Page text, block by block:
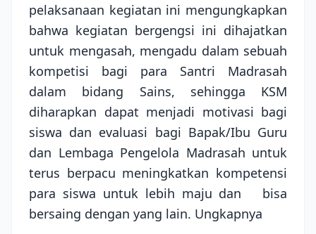
pelaksanaan kegiatan ini mengungkapkan
bahwa kegiatan bergengsi ini dihajatkan
untuk mengasah, mengadu dalam sebuah
kompetisi bagi para Santri Madrasah
dalam bidang Sains, sehingga KSM
diharapkan dapat menjadi motivasi bagi
siswa dan evaluasi bagi Bapak/Ibu Guru
dan Lembaga Pengelola Madrasah untuk
terus berpacu meningkatkan kompetensi
para siswa untuk lebih maju dan
bisa
bersaing dengan yang lain. Ungkapnya